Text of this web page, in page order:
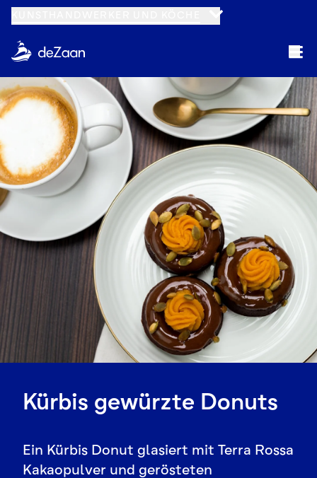
Kürbis gewürzte Donuts
Ein Kürbis Donut glasiert mit Terra Rossa
Kakaopulver und gerösteten